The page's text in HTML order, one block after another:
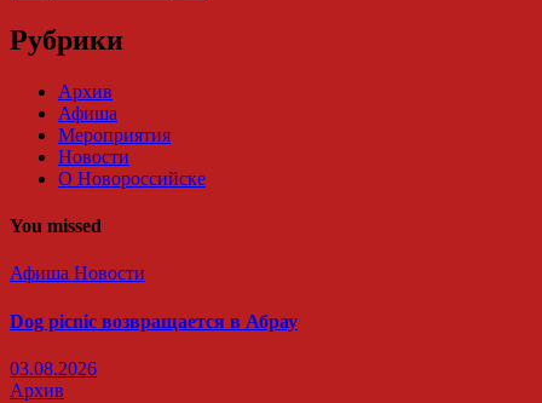
Рубрики
Архив
Афиша
Мероприятия
Новости
О Новороссийске
You missed
Афиша Новости
Dog picnic возвращается в Абрау
03.08.2026
Архив